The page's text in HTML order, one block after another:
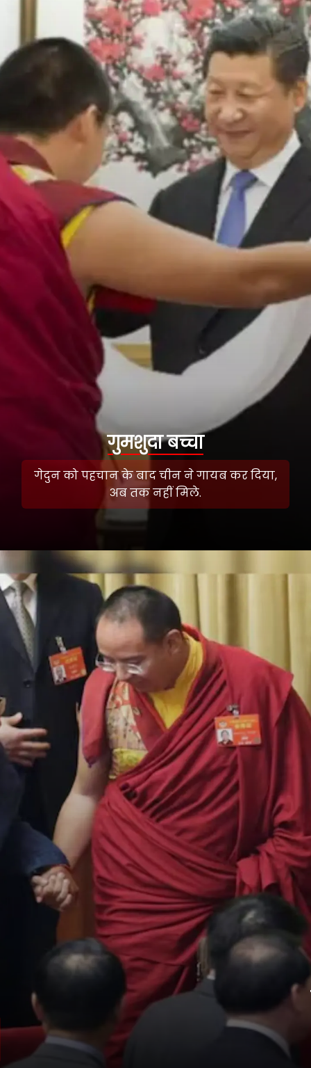
चीन की दलील
बीजिंग कहता है कि सभी पुनर्जन्म चीनी कानूनों के